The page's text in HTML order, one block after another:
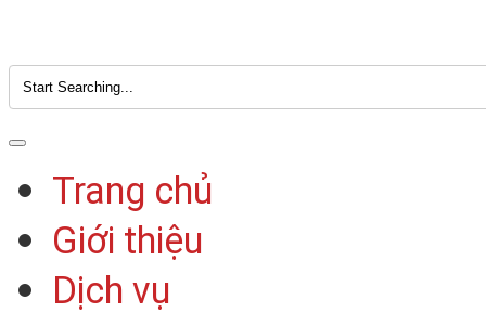
Trang chủ
Giới thiệu
Dịch vụ